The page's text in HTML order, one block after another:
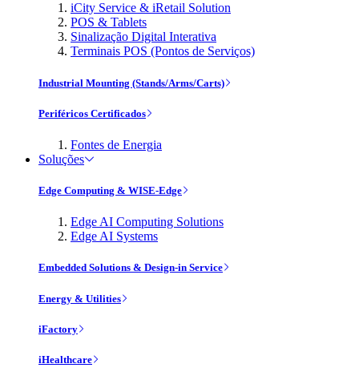
iCity Service & iRetail Solution
POS & Tablets
Sinalização Digital Interativa
Terminais POS (Pontos de Serviços)
Industrial Mounting (Stands/Arms/Carts)
Periféricos Certificados
Fontes de Energia
Soluções
Edge Computing & WISE-Edge
Edge AI Computing Solutions
Edge AI Systems
Embedded Solutions & Design-in Service
Energy & Utilities
iFactory
iHealthcare